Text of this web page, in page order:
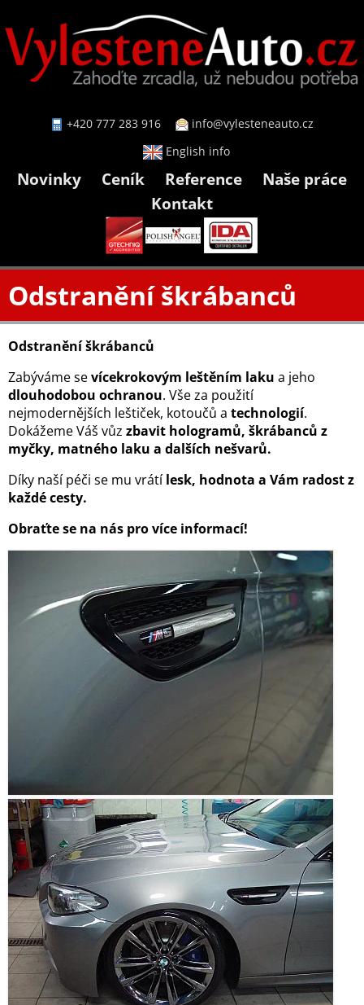
+420 777 283 916
info@vylesteneauto.cz
English info
Novinky Ceník Reference
Naše práce
Kontakt
Odstranění škrábanců
Odstranění škrábanců
Zabýváme sevícekrokovým leštěním laku a jeho
dlouhodobou ochranou. Vše za použití
nejmodernějších leštiček, kotoučů a technologií.
Dokážeme Váš vůz zbavit hologramů, škrábanců z
myčky, matného laku a dalších nešvarů.
Díky naší péči se mu vrátílesk, hodnota a Vám radost z
každé cesty.
Obraťte se na nás pro více informací!